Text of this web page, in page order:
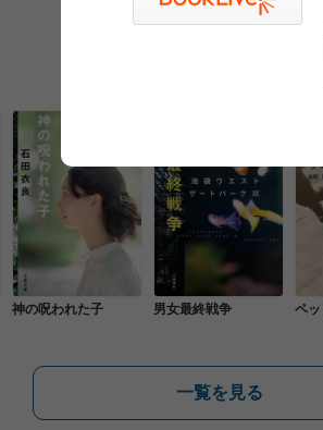
神の呪われた子 男女最終戦争 ペッ
一覧を見る